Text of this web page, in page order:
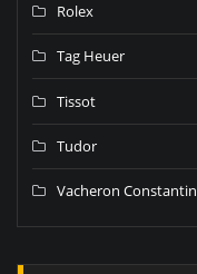
Rolex
Tag Heuer
Tissot
Tudor
Vacheron Constantin